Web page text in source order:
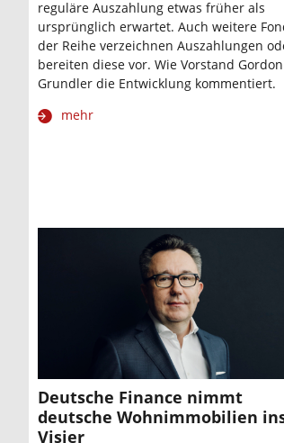
reguläre Auszahlung etwas früher als
ursprünglich erwartet. Auch weitere
der Reihe verzeichnen Auszahlungen
bereiten diese vor. Wie Vorstand Gordon
Grundler die Entwicklung kommentiert.
mehr
Deutsche Finance nimmt
deutsche Wohnimmobilien
Visier